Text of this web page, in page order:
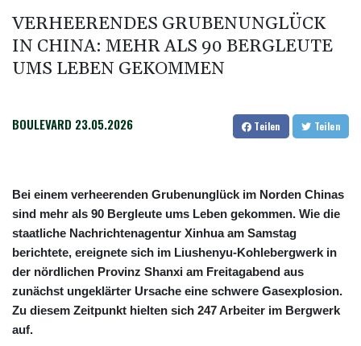
Drohnen über Bundeswehrstandort in Nordrhein-Westfalen
gesichtet
Ungarns Regierungspartei nominiert Ex-Gerichtspräsidenten
Baka als Staatschef
VERHEERENDES GRUBENUNGLÜCK
IN CHINA: MEHR ALS 90 BERGLEUTE
UMS LEBEN GEKOMMEN
BOULEVARD 23.05.2026 Teilen Teilen
Bei einem verheerenden Grubenunglück im Norden Chinas
sind mehr als 90 Bergleute ums Leben gekommen. Wie die
staatliche Nachrichtenagentur Xinhua am Samstag
berichtete, ereignete sich im Liushenyu-Kohlebergwerk in
der nördlichen Provinz Shanxi am Freitagabend aus
zunächst ungeklärter Ursache eine schwere Gasexplosion.
Zu diesem Zeitpunkt hielten sich 247 Arbeiter im Bergwerk
auf.